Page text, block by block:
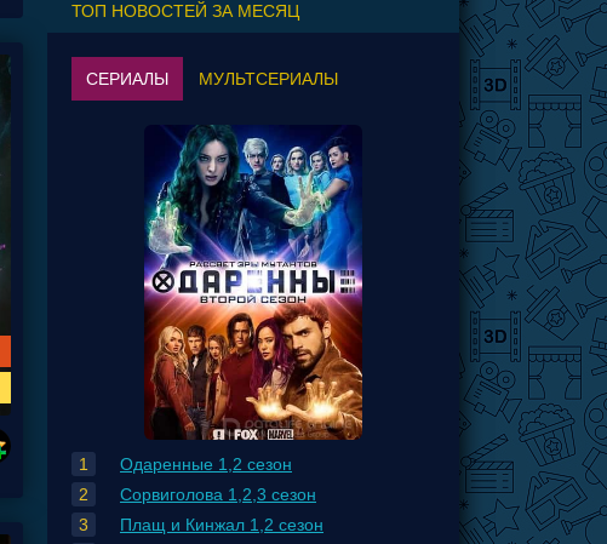
ТОП НОВОСТЕЙ ЗА МЕСЯЦ
СЕРИАЛЫ МУЛЬТСЕРИАЛЫ
Одаренные 1,2 сезон
Сорвиголова 1,2,3 сезон
Плащ и Кинжал 1,2 сезон